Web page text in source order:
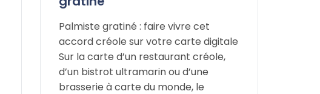
Palmiste gratiné : faire vivre cet
accord créole sur votre carte digitale
Sur la carte d’un restaurant créole,
d’un bistrot ultramarin ou d’une
brasserie à carte du monde, le